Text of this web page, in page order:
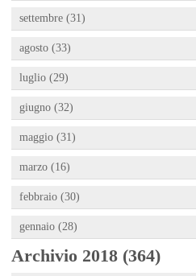
settembre (31)
agosto (33)
luglio (29)
giugno (32)
maggio (31)
marzo (16)
febbraio (30)
gennaio (28)
Archivio 2018 (364)